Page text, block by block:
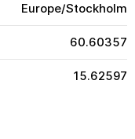
Europe/Stockholm
60.60357
15.62597